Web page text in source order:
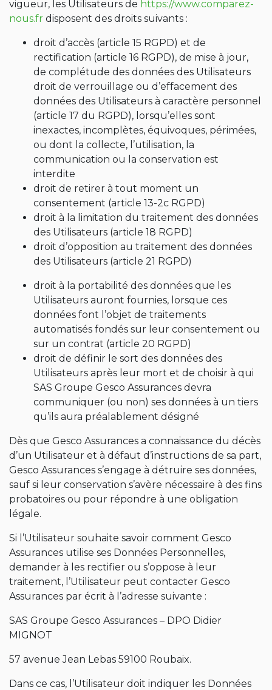
vigueur, les Utilisateurs de https://www.comparez-
nous.fr disposent des droits suivants :
droit d’accès (article 15 RGPD) et de
rectification (article 16 RGPD), de mise à jour,
de complétude des données des Utilisateurs
droit de verrouillage ou d’effacement des
données des Utilisateurs à caractère personnel
(article 17 du RGPD), lorsqu’elles sont
inexactes, incomplètes, équivoques, périmées,
ou dont la collecte, l’utilisation, la
communication ou la conservation est
interdite
droit de retirer à tout moment un
consentement (article 13-2c RGPD)
droit à la limitation du traitement des données
des Utilisateurs (article 18 RGPD)
droit d’opposition au traitement des données
des Utilisateurs (article 21 RGPD)
droit à la portabilité des données que les
Utilisateurs auront fournies, lorsque ces
données font l’objet de traitements
automatisés fondés sur leur consentement ou
sur un contrat (article 20 RGPD)
droit de définir le sort des données des
Utilisateurs après leur mort et de choisir à qui
SAS Groupe Gesco Assurances devra
communiquer (ou non) ses données à un tiers
qu’ils aura préalablement désigné
Dès que Gesco Assurances a connaissance du décès
d’un Utilisateur et à défaut d’instructions de sa part,
Gesco Assurances s’engage à détruire ses données,
sauf si leur conservation s’avère nécessaire à des fins
probatoires ou pour répondre à une obligation
légale.
Si l’Utilisateur souhaite savoir comment Gesco
Assurances utilise ses Données Personnelles,
demander à les rectifier ou s’oppose à leur
traitement, l’Utilisateur peut contacter Gesco
Assurances par écrit à l’adresse suivante :
SAS Groupe Gesco Assurances – DPO Didier
MIGNOT
57 avenue Jean Lebas 59100 Roubaix.
Dans ce cas, l’Utilisateur doit indiquer les Données